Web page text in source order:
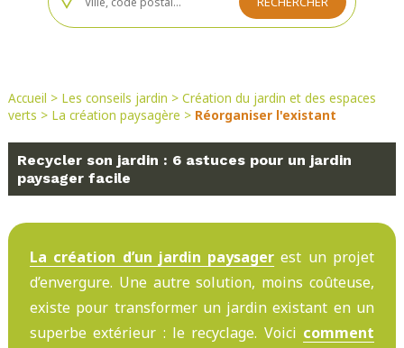
Accueil > Les conseils jardin > Création du jardin et des espaces
verts > La création paysagère > Réorganiser l'existant
Recycler son jardin : 6 astuces pour un jardin
paysager facile
La création d’un jardin paysager est un projet
d’envergure. Une autre solution, moins coûteuse,
existe pour transformer un jardin existant en un
superbe extérieur : le recyclage. Voici comment